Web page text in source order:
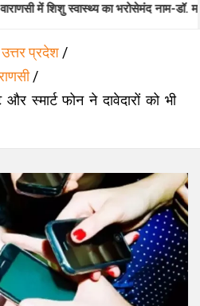
का भरोसेमंद नाम-डॉ. मधुकर पांडेय
उत्तर प्रदेश
स्मार्ट फोन ने दावेदारों को भी